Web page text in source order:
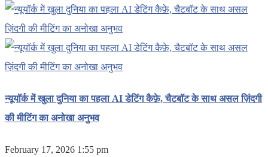
न्यूयॉर्क में खुला दुनिया का पहला AI डेटिंग कैफ़े, चैटबॉट के साथ असल ज़िंदगी
की मीटिंग का अनोखा अनुभव
February 17, 2026 1:55 pm